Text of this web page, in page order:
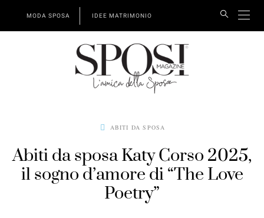
MODA SPOSA IDEE MATRIMONIO
ABITI DA SPOSA
Abiti da sposa Katy Corso 2025,
il sogno d’amore di “The Love
Poetry”